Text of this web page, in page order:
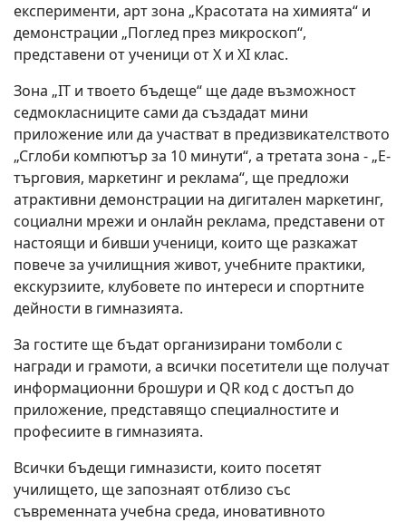
експерименти, арт зона „Красотата на химията“ и
демонстрации „Поглед през микроскоп“,
представени от ученици от X и XI клас.
Зона „IT и твоето бъдеще“ ще даде възможност
седмокласниците сами да създадат мини
приложение или да участват в предизвикателството
„Сглоби компютър за 10 минути“, а третата зона - „Е-
търговия, маркетинг и реклама“, ще предложи
атрактивни демонстрации на дигитален маркетинг,
социални мрежи и онлайн реклама, представени от
настоящи и бивши ученици, които ще разкажат
повече за училищния живот, учебните практики,
екскурзиите, клубовете по интереси и спортните
дейности в гимназията.
За гостите ще бъдат организирани томболи с
награди и грамоти, а всички посетители ще получат
информационни брошури и QR код с достъп до
приложение, представящо специалностите и
професиите в гимназията.
Всички бъдещи гимназисти, които посетят
училището, ще запознаят отблизо със
съвременната учебна среда, иновативното